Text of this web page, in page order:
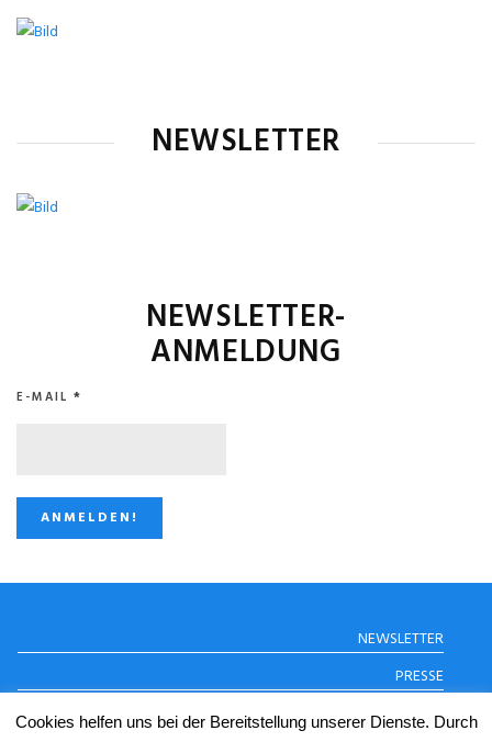
NEWSLETTER
NEWSLETTER-
ANMELDUNG
E-MAIL *
STUGGI.TV AUF
INSTAGRAM
NEWSLETTER
PRESSE
DATENSCHUTZERKLÄRUNG
Cookies helfen uns bei der Bereitstellung unserer Dienste. Durch